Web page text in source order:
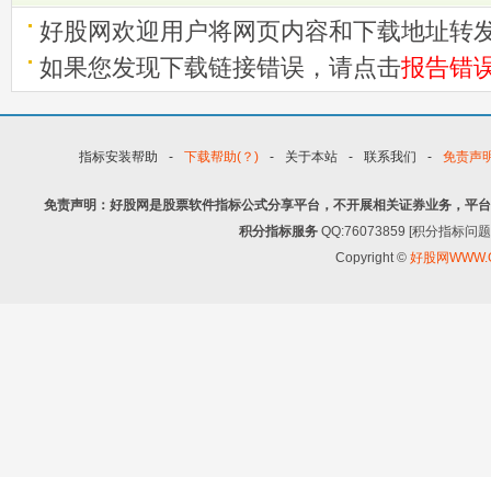
好股网欢迎用户将网页内容和下载地址转
如果您发现下载链接错误，请点击报告错
指标安装帮助 - 下载帮助(？) - 关于本站 - 联系我们 - 免责声
免责声明：好股网是股票软件指标公式分享平台，不开展相关证券业务，平
积分指标服务 QQ:76073859 [积分指标问
Copyright © 好股网